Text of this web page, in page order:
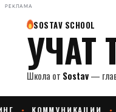
РЕКЛАМА